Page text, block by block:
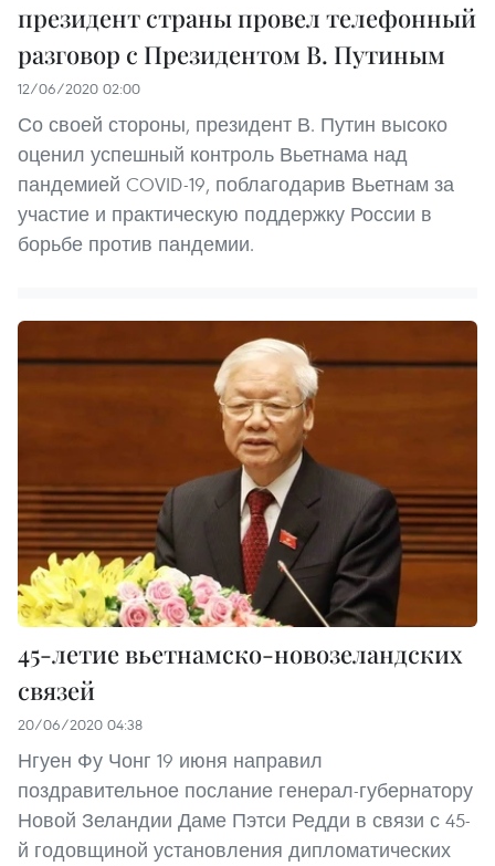
президент страны провел телефонный
разговор с Президентом В. Путиным
12/06/2020 02:00
Со своей стороны, президент В. Путин высоко
оценил успешный контроль Вьетнама над
пандемией COVID-19, поблагодарив Вьетнам за
участие и практическую поддержку России в
борьбе против пандемии.
45-летие вьетнамско-новозеландских
связей
20/06/2020 04:38
Нгуен Фу Чонг 19 июня направил
поздравительное послание генерал-губернатору
Новой Зеландии Даме Пэтси Редди в связи с 45-
й годовщиной установления дипломатических